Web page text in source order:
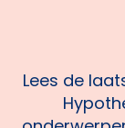
je
Lees de